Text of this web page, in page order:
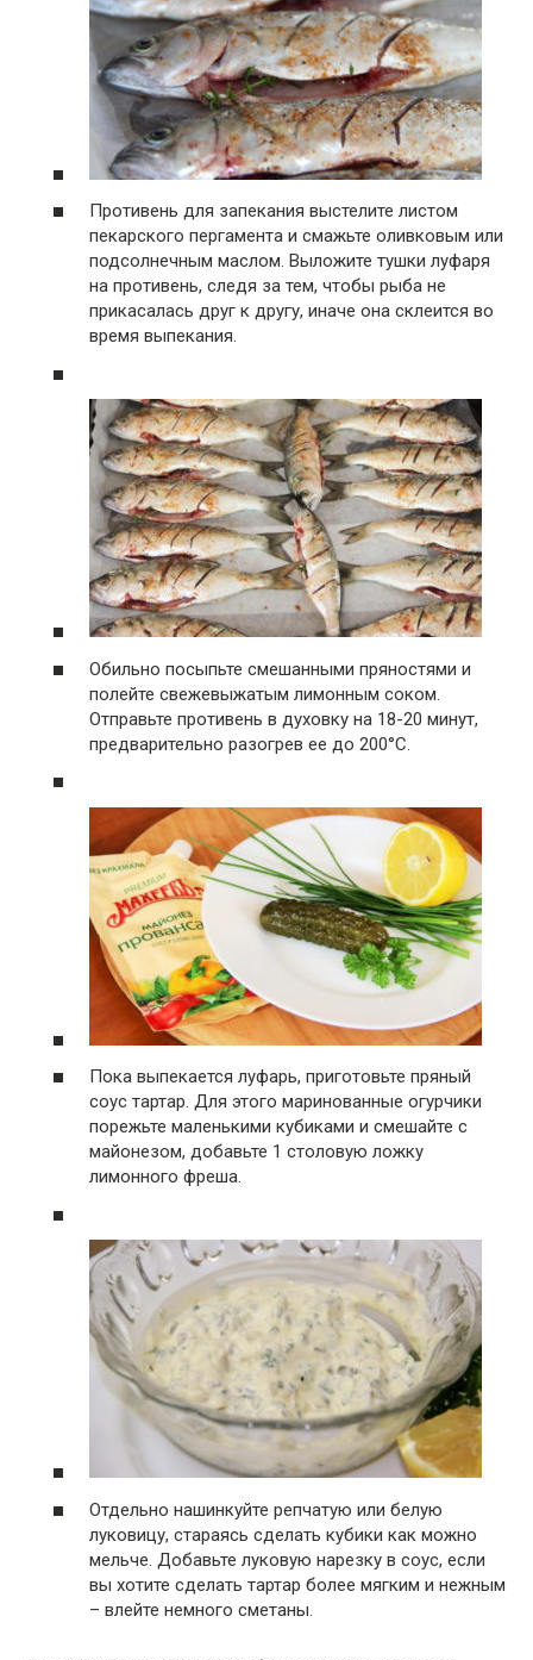
Противень для запекания выстелите листом
пекарского пергамента и смажьте оливковым или
подсолнечным маслом. Выложите тушки луфаря
на противень, следя за тем, чтобы рыба не
прикасалась друг к другу, иначе она склеится во
время выпекания.
Обильно посыпьте смешанными пряностями и
полейте свежевыжатым лимонным соком.
Отправьте противень в духовку на 18-20 минут,
предварительно разогрев ее до 200°С.
Пока выпекается луфарь, приготовьте пряный
соус тартар. Для этого маринованные огурчики
порежьте маленькими кубиками и смешайте с
майонезом, добавьте 1 столовую ложку
лимонного фреша.
Отдельно нашинкуйте репчатую или белую
луковицу, стараясь сделать кубики как можно
мельче. Добавьте луковую нарезку в соус, если
вы хотите сделать тартар более мягким и нежным
– влейте немного сметаны.